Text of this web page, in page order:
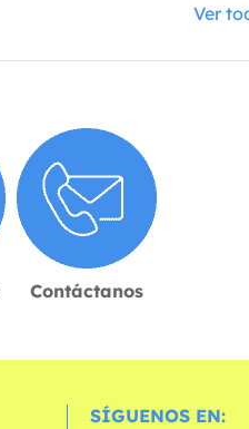
Ver
Contáctanos
SÍGUENOS EN: